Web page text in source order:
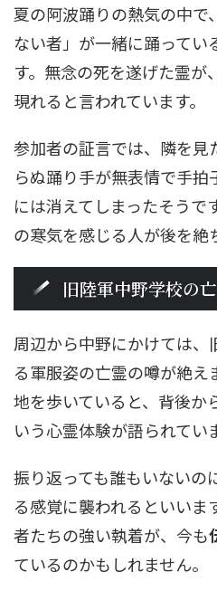
夏の阿波踊りの熱気の中で
ない者」が一緒に踊ってい
す。無念の死を遂げた霊が
現れると言われています。
参加者の証言では、隣を見
らぬ踊り手が無表情で手拍
には消えてしまったそうで
の寒気を感じる人が後を絶
旧陸軍中野学校の
周辺から中野にかけては
る軍服姿の亡霊の噂が絶
地を歩いていると、背後か
いう心霊体験が語られてい
振り返っても誰もいないの
る感覚に襲われるといいま
者たちの強い執着が、今も
ているのかもしれません。